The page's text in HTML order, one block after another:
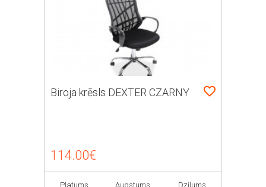
Biroja krēsls DEXTER CZARNY
114.00€
Platums Augstums Dziļums